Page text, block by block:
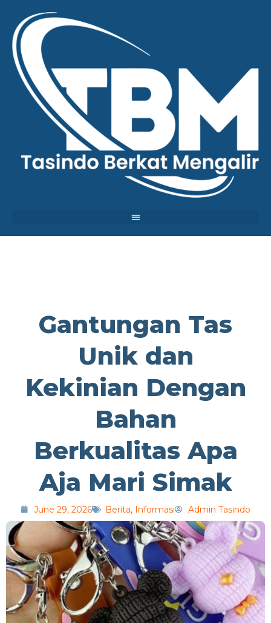
Gantungan Tas
Unik dan
Kekinian Dengan
Bahan
Berkualitas Apa
Aja Mari Simak
June 29, 2026 Berita, Informasi Admin Tasindo